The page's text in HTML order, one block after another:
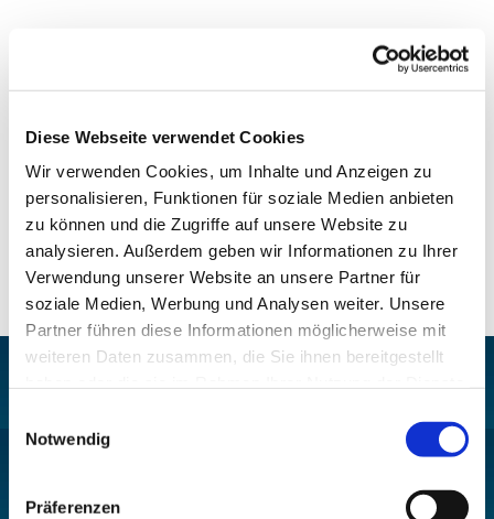
Diese Webseite verwendet Cookies
Wir verwenden Cookies, um Inhalte und Anzeigen zu
personalisieren, Funktionen für soziale Medien anbieten
zu können und die Zugriffe auf unsere Website zu
analysieren. Außerdem geben wir Informationen zu Ihrer
Verwendung unserer Website an unsere Partner für
soziale Medien, Werbung und Analysen weiter. Unsere
Partner führen diese Informationen möglicherweise mit
weiteren Daten zusammen, die Sie ihnen bereitgestellt
Notwendig
Präferenzen
Ludwigkirchplatz 10